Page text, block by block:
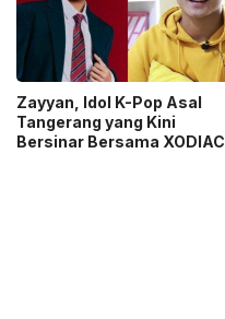
Zayyan, Idol K-Pop Asal
Tangerang yang Kini
Bersinar Bersama XODIAC